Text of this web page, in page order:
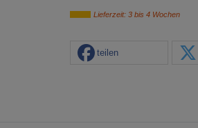
Lieferzeit: 3 bis 4 Wochen
teilen